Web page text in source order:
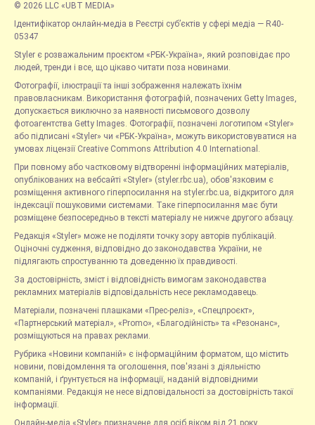
© 2026 LLC «UBT MEDIA»
Ідентифікатор онлайн-медіа в Реєстрі суб’єктів у сфері медіа — R40-
05347
Styler є розважальним проєктом «РБК-Україна», який розповідає про
людей, тренди і все, що цікаво читати поза новинами.
Фотографії, ілюстрації та інші зображення належать їхнім
правовласникам. Використання фотографій, позначених Getty Images,
допускається виключно за наявності письмового дозволу
фотоагентства Getty Images. Фотографії, позначені логотипом «Styler»
або підписані «Styler» чи «РБК-Україна», можуть використовуватися на
умовах ліцензії Creative Commons Attribution 4.0 International.
При повному або частковому відтворенні інформаційних матеріалів,
опублікованих на вебсайті «Styler» (styler.rbc.ua), обов'язковим є
розміщення активного гіперпосилання на styler.rbc.ua, відкритого для
індексації пошуковими системами. Таке гіперпосилання має бути
розміщене безпосередньо в тексті матеріалу не нижче другого абзацу.
Редакція «Styler» може не поділяти точку зору авторів публікацій.
Оціночні судження, відповідно до законодавства України, не
підлягають спростуванню та доведенню їх правдивості.
За достовірність, зміст і відповідність вимогам законодавства
рекламних матеріалів відповідальність несе рекламодавець.
Матеріали, позначені плашками «Прес-реліз», «Спецпроєкт»,
«Партнерський матеріал», «Promo», «Благодійність» та «Резонанс»,
розміщуються на правах реклами.
Рубрика «Новини компаній» є інформаційним форматом, що містить
новини, повідомлення та оголошення, пов'язані з діяльністю
компаній, і ґрунтується на інформації, наданій відповідними
компаніями. Редакція не несе відповідальності за достовірність такої
інформації.